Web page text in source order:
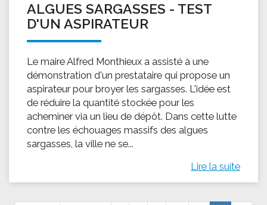
ALGUES SARGASSES - TEST
D'UN ASPIRATEUR
Le maire Alfred Monthieux a assisté à une
démonstration d'un prestataire qui propose un
aspirateur pour broyer les sargasses. L'idée est
de réduire la quantité stockée pour les
acheminer via un lieu de dépôt. Dans cette lutte
contre les échouages massifs des algues
sargasses, la ville ne se...
Lire la suite